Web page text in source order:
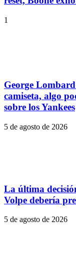
1
George
camiseta, algo
sobre los Yankees
5 de agosto de 2026
La última
Volpe debería
5 de agosto de 2026